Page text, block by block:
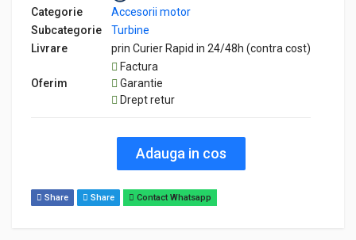
Categorie
Accesorii motor
Subcategorie
Turbine
Livrare
prin Curier Rapid in 24/48h (contra cost)
Oferim
Factura
Garantie
Drept retur
Adauga in cos
Share Share Contact Whatsapp